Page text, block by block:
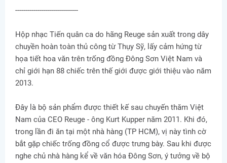
-------------------------------
Hộp nhạc Tiến quân ca do hãng Reuge sản xuất trong dây
chuyền hoàn toàn thủ công từ Thụy Sỹ, lấy cảm hứng từ
họa tiết hoa văn trên trống đồng Đông Sơn Việt Nam và
chỉ giới hạn 88 chiếc trên thế giới được giới thiệu vào năm
2013.
Đây là bộ sản phẩm được thiết kế sau chuyến thăm Việt
Nam của CEO Reuge - ông Kurt Kupper năm 2011. Khi đó,
trong lần đi ăn tại một nhà hàng (TP HCM), vị này tình cờ
bắt gặp chiếc trống đồng cổ được trưng bày. Sau khi được
nghe chủ nhà hàng kể về văn hóa Đông Sơn, ý tưởng về bộ